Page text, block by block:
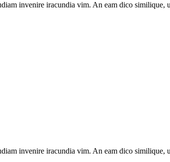
invenire iracundia vim. An eam dico similique,
invenire iracundia vim. An eam dico similique,